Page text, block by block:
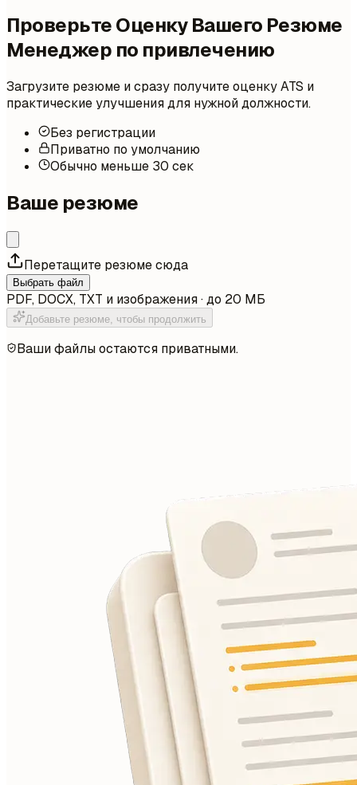
Проверьте Оценку Вашего Резюме
Менеджер по привлечению
Загрузите резюме и сразу получите оценку ATS и
практические улучшения для нужной должности.
Без регистрации
Приватно по умолчанию
Обычно меньше 30 сек
Ваше резюме
Перетащите резюме сюда
Выбрать файл
PDF, DOCX, TXT и изображения · до 20 МБ
Добавьте резюме, чтобы продолжить
Ваши файлы остаются приватными.